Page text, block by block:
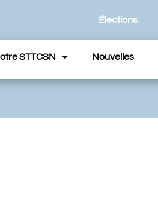
Élections
STTCSN Nouvelles